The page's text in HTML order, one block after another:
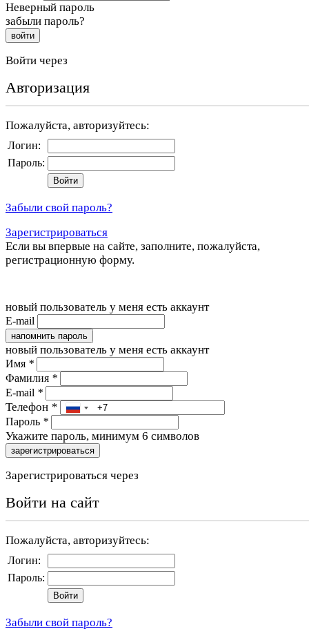
Неверный пароль
забыли пароль?
войти
Войти через
Авторизация
Пожалуйста, авторизуйтесь:
Логин:
Пароль:
Забыли свой пароль?
Зарегистрироваться
Если вы впервые на сайте, заполните, пожалуйста,
регистрационную форму.
новый пользователь у меня есть аккаунт
E-mail
напомнить пароль
новый пользователь у меня есть аккаунт
Имя *
Фамилия *
E-mail *
Телефон *
Пароль *
Укажите пароль, минимум 6 символов
зарегистрироваться
Зарегистрироваться через
Войти на сайт
Пожалуйста, авторизуйтесь:
Логин:
Пароль:
Забыли свой пароль?